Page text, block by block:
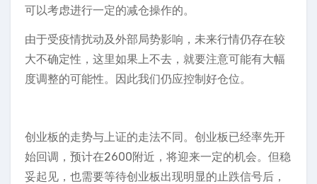
可以考虑进行一定的减仓操作的。
由于受疫情扰动及外部局势影响，未来行情仍存在较
大不确定性，这里如果上不去，就要注意可能有大幅
度调整的可能性。因此我们仍应控制好仓位。
创业板的走势与上证的走法不同。创业板已经率先开
始回调，预计在2600附近，将迎来一定的机会。但稳
妥起见，也需要等待创业板出现明显的止跌信号后，